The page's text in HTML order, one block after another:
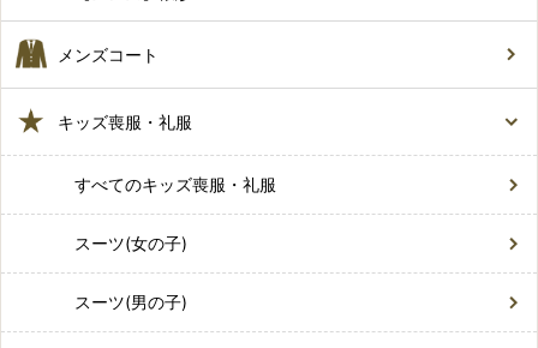
メンズコート
キッズ喪服・礼服
すべてのキッズ喪服・礼服
スーツ(女の子)
スーツ(男の子)